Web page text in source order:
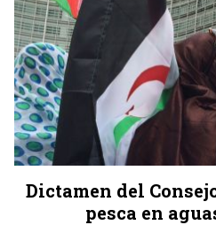
Dictamen del
pesca en